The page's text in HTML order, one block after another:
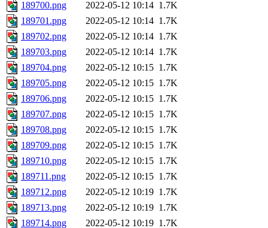
189700.png
2022-05-12 10:14 1.7K
189701.png
2022-05-12 10:14 1.7K
189702.png
2022-05-12 10:14 1.7K
189703.png
2022-05-12 10:14 1.7K
189704.png
2022-05-12 10:15 1.7K
189705.png
2022-05-12 10:15 1.7K
189706.png
2022-05-12 10:15 1.7K
189707.png
2022-05-12 10:15 1.7K
189708.png
2022-05-12 10:15 1.7K
189709.png
2022-05-12 10:15 1.7K
189710.png
2022-05-12 10:15 1.7K
189711.png
2022-05-12 10:15 1.7K
189712.png
2022-05-12 10:19 1.7K
189713.png
2022-05-12 10:19 1.7K
189714.png
2022-05-12 10:19 1.7K